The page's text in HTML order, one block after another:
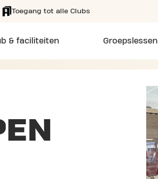
Toegang tot alle Clubs
& faciliteiten Groepslessen